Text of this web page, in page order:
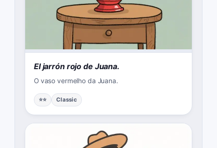
El jarrón rojo de Juana.
O vaso vermelho da Juana.
⭐⭐ Classic